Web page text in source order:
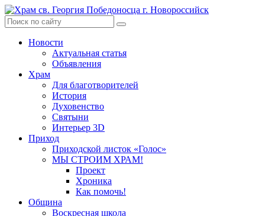
Skip
to
content
Новости
Актуальная статья
Объявления
Храм
Для благотворителей
История
Духовенство
Святыни
Интерьер 3D
Приход
Приходской листок «Голос»
МЫ СТРОИМ ХРАМ!
Проект
Хроника
Как помочь!
Община
Воскресная школа